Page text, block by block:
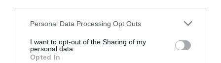
Personal Data Processing Opt Outs
I want to opt-out of the Sharing of my
personal data.
Opted In